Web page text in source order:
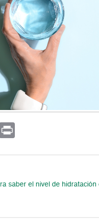
LinkedIn
saber el nivel de hidratación